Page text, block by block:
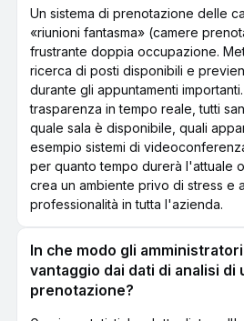
Un sistema di prenotazione delle
«riunioni fantasma» (camere
frustrante doppia occupazione.
ricerca di posti disponibili e
durante gli appuntamenti
trasparenza in tempo reale, tutti
quale sala è disponibile, quali
esempio sistemi di
per quanto tempo durerà l'attuale
crea un ambiente privo di stress e
professionalità in tutta l'azienda.
In che modo gli
vantaggio dai dati di analisi di
prenotazione?